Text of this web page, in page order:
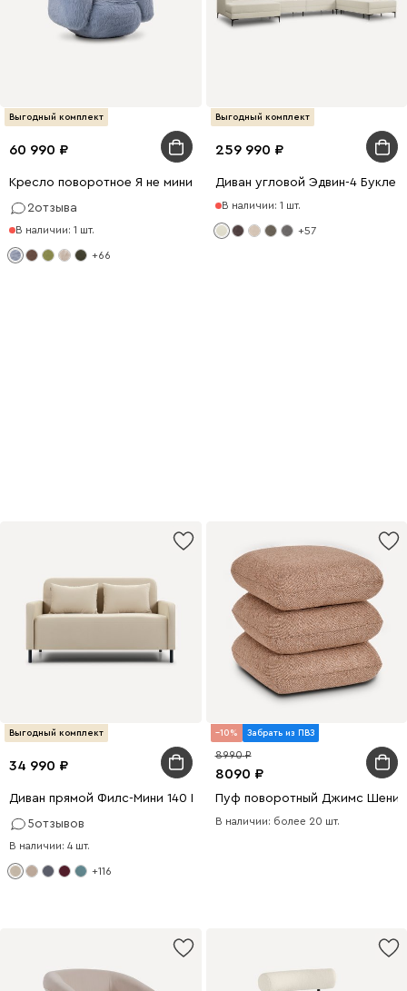
Выгодный комплект
60 990
Кресло поворотное Я не минималист Мех Серо-голубой
2отзыва
В наличии: 1 шт.
+66
Выгодный комплект
259 990
Диван угловой Эдвин-4 Букле
В наличии: 1 шт.
+57
Выгодный комплект
34 990
Диван прямой Филс-Мини 140 Велюр Бежевый
5отзывов
В наличии: 4 шт.
+116
10 Забрать из ПВЗ
8090
8990
Пуф поворотный Джимс
В наличии: более 20 шт.